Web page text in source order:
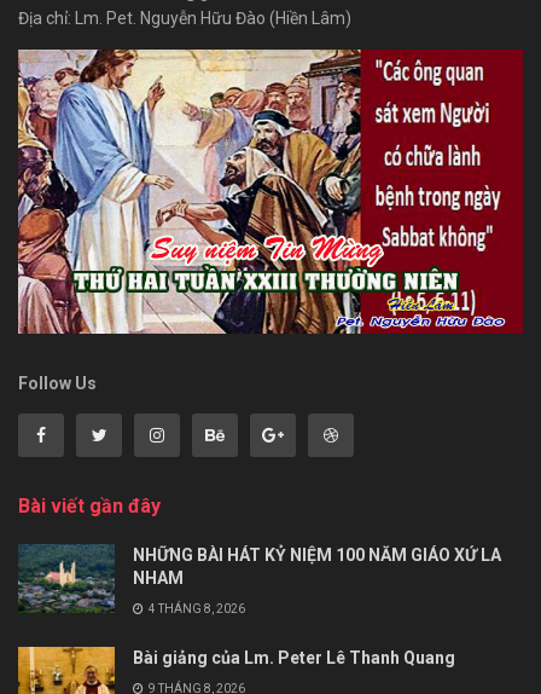
Địa chỉ: Lm. Pet. Nguyễn Hữu Đào (Hiền Lâm)
Follow Us
Bài viết gần đây
NHỮNG BÀI HÁT KỶ NIỆM 100 NĂM GIÁO XỨ LA
NHAM
4 THÁNG 8, 2026
Bài giảng của Lm. Peter Lê Thanh Quang
9 THÁNG 8, 2026